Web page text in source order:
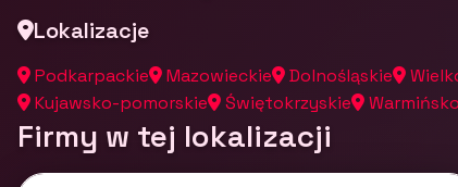
Lokalizacje
Podkarpackie Mazowieckie Dolnośląskie
Kujawsko-pomorskie
Świętokrzyskie
Firmy w tej lokalizacji